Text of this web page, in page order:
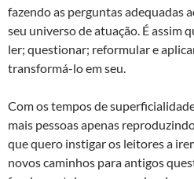
fazendo as perguntas adequadas
seu universo de atuação. É assim
ler; questionar; reformular e
transformá-lo em seu.
Com os tempos de
mais pessoas apenas
que quero instigar os leitores a
novos caminhos para antigos